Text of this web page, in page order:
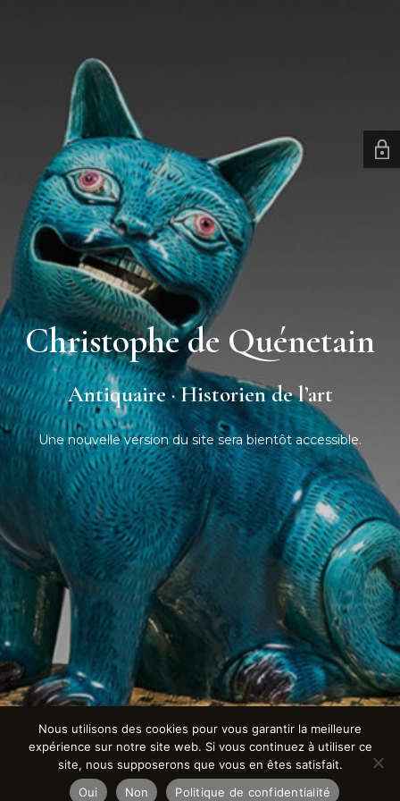
Christophe de Quénetain
Antiquaire · Historien de l’art
Une nouvelle version du site sera bientôt accessible.
Nous utilisons des cookies pour vous garantir la meilleure
expérience sur notre site web. Si vous continuez à utiliser ce
site, nous supposerons que vous en êtes satisfait.
Oui
Non Politique de confidentialité